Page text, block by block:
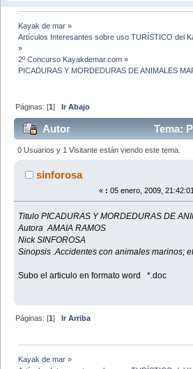
Kayak de mar »
Artículos Interesantes sobre uso TURÍSTICO del
»
2º Concurso Kayakdemar.com »
PICADURAS Y MORDEDURAS DE ANIMALES
Páginas: [1]Ir Abajo
Autor
Tema:
MORDEDURAS DE ANIMALES
veces)
0 Usuarios y 1 Visitante están viendo este tema.
sinforosa
« : 05 enero, 2009,
Titulo PICADURAS Y MORDEDURAS DE
Autora AMAIA RAMOS
Nick SINFOROSA
Sinopsis .Accidentes con animales marinos;
Subo el articulo en formato word *.doc
Páginas: [1]Ir Arriba
Kayak de mar »